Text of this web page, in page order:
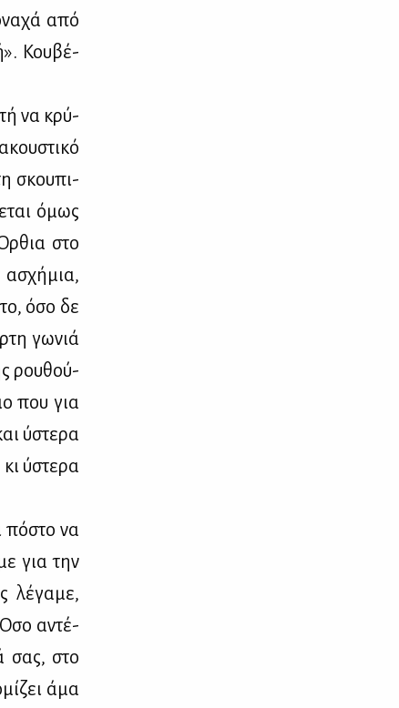
από
Κου­βέ­
να κρύ­
σκου­πι­
όμως
στο
ασχή­μια,
όσο δε
γω­νιά
ρου­θού­
που για
ύστε­ρα
ύστε­ρα
πό­στο να
για την
λέ­γα­με,
αντέ­
σας, στο
άμα